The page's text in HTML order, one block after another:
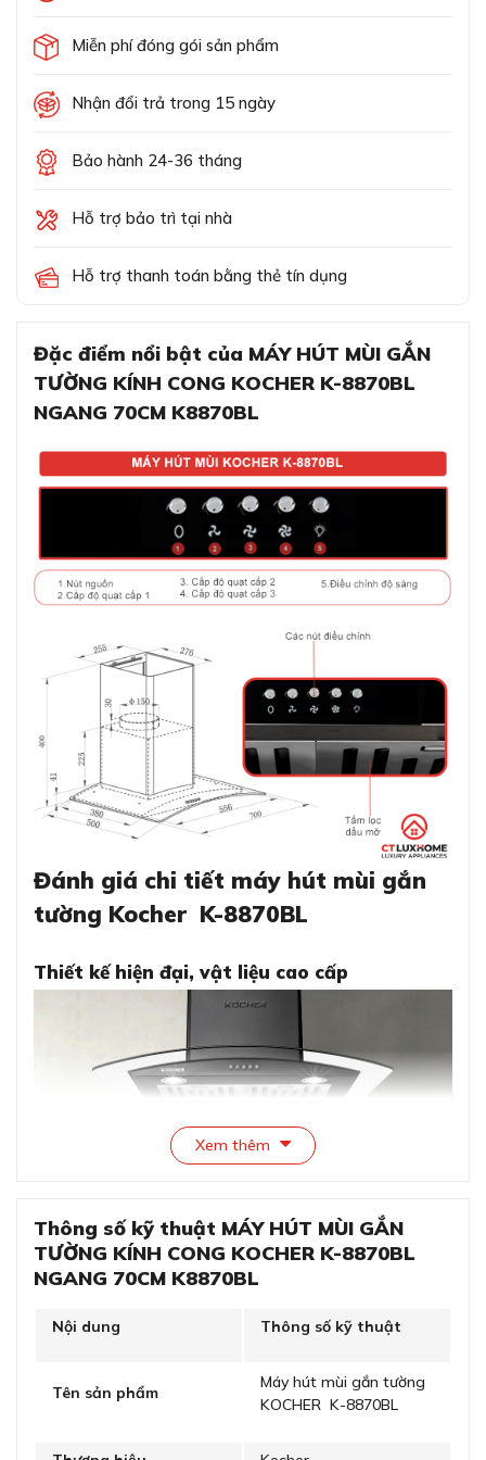
Miễn phí đóng gói sản phẩm
Nhận đổi trả trong 15 ngày
Bảo hành 24-36 tháng
Hỗ trợ bảo trì tại nhà
Hỗ trợ thanh toán bằng thẻ tín dụng
Đặc điểm nổi bật của MÁY HÚT MÙI GẮN
TƯỜNG KÍNH CONG KOCHER K-8870BL
NGANG 70CM K8870BL
Đánh giá chi tiết máy hút mùi gắn
tường Kocher K-8870BL
Thiết kế hiện đại, vật liệu cao cấp
Thiết kế hiện đại, vật liệu cao cấp
Máy hút mùi Kocher K-8870BL sở hữu thiết kế gắn
tường với mặt kính cong màu đen nhám, tạo nên vẻ
phong cách nội thất bếp.
Xem thêm
Thông số kỹ thuật MÁY HÚT MÙI GẮN
TƯỜNG KÍNH CONG KOCHER K-8870BL
NGANG 70CM K8870BL
Nội dung Thông số kỹ thuật
Tên sản phẩm
Máy hút mùi gắn tường
KOCHER K-8870BL